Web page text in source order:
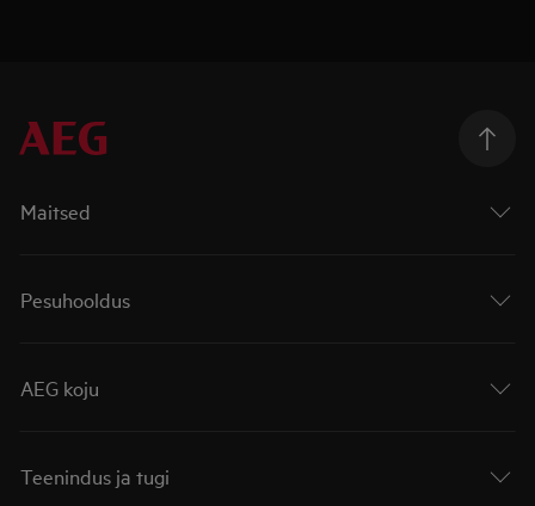
Maitsed
Pesuhooldus
AEG koju
Teenindus ja tugi